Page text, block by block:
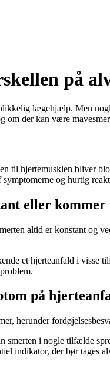
på
lægehjælp. Men
om der kan være
til hjertemusklen bliver
og hurtig
eller kommer
altid er konstant og
et hjerteanfald i
på
herunder
smerten i nogle tilfælde
indikator, der bør